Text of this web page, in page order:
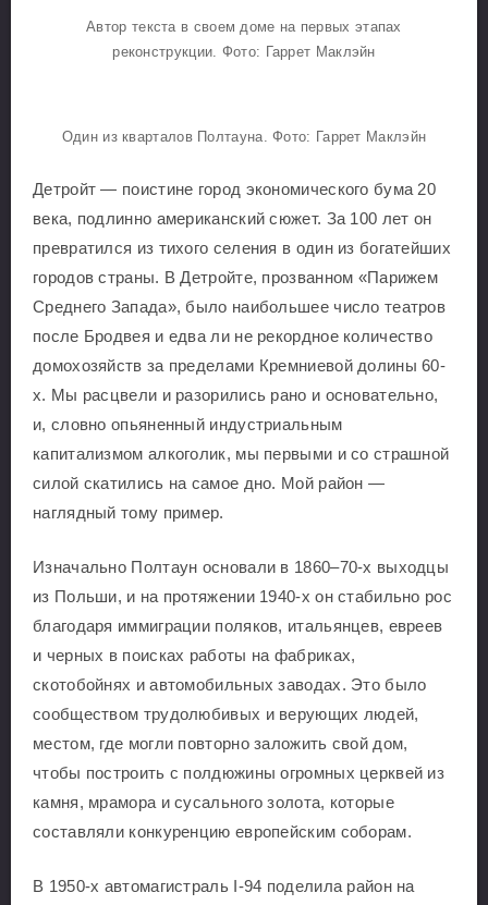
Автор текста в своем доме на первых этапах
реконструкции. Фото: Гаррет Маклэйн
Один из кварталов Полтауна. Фото: Гаррет Маклэйн
Детройт — поистине город экономического бума 20
века, подлинно американский сюжет. За 100 лет он
превратился из тихого селения в один из богатейших
городов страны. В Детройте, прозванном «Парижем
Среднего Запада», было наибольшее число театров
после Бродвея и едва ли не рекордное количество
домохозяйств за пределами Кремниевой долины 60-
х. Мы расцвели и разорились рано и основательно,
и, словно опьяненный индустриальным
капитализмом алкоголик, мы первыми и со страшной
силой скатились на самое дно. Мой район —
наглядный тому пример.
Изначально Полтаун основали в 1860–70-х выходцы
из Польши, и на протяжении 1940-х он стабильно рос
благодаря иммиграции поляков, итальянцев, евреев
и черных в поисках работы на фабриках,
скотобойнях и автомобильных заводах. Это было
сообществом трудолюбивых и верующих людей,
местом, где могли повторно заложить свой дом,
чтобы построить с полдюжины огромных церквей из
камня, мрамора и сусального золота, которые
составляли конкуренцию европейским соборам.
В 1950-х автомагистраль I-94 поделила район на